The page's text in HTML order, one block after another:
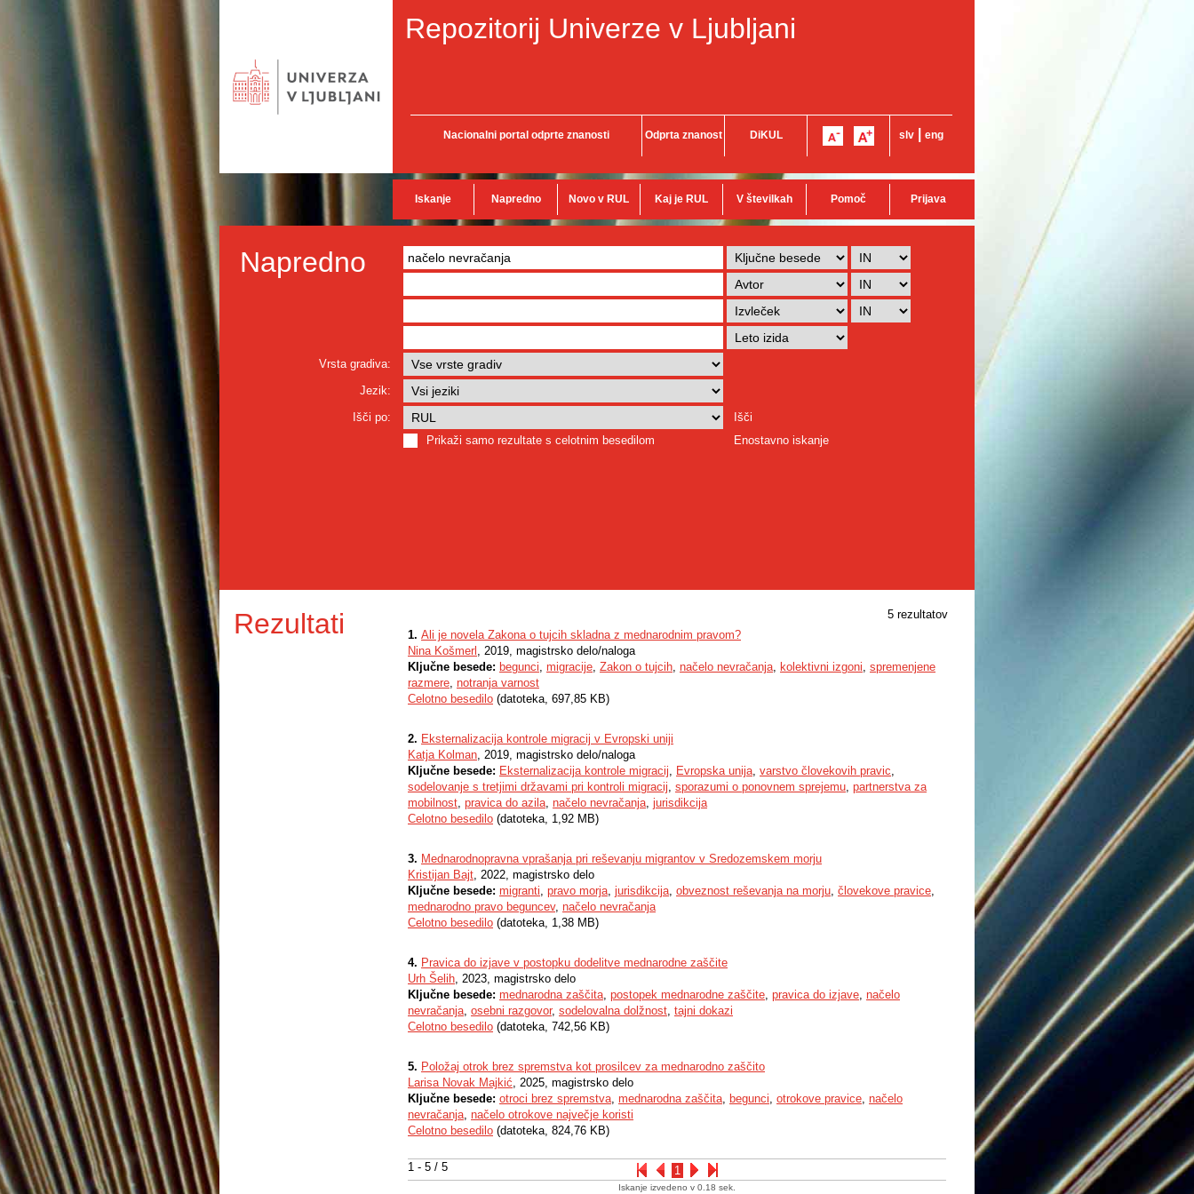
Repozitorij Univerze v Ljubljani
Nacionalni portal odprte znanosti Odprta znanost DiKUL slv eng
Iskanje Napredno Novo v RUL Kaj je RUL V številkah Pomoč Prijava
Napredno
Vrsta gradiva:
Jezik:
Išči po:
Išči
Prikaži samo rezultate s celotnim besedilom
Enostavno iskanje
Rezultati 5 rezultatov
1 - 5 / 5 1
1. Ali je novela Zakona o tujcih skladna z mednarodnim pravom?
Nina Košmerl , 2019, magistrsko delo/naloga
Ključne besede: begunci, migracije, Zakon o tujcih, načelo nevračanja, kolektivni izgoni, spremenjene
razmere, notranja varnost
Celotno besedilo (datoteka, 697,85 KB)
2. Eksternalizacija kontrole migracij v Evropski uniji
Katja Kolman, 2019, magistrsko delo/naloga
Ključne besede: Eksternalizacija kontrole migracij, Evropska unija, varstvo človekovih pravic,
sodelovanje s tretjimi državami pri kontroli migracij, sporazumi o ponovnem sprejemu, partnerstva za
mobilnost, pravica do azila, načelo nevračanja, jurisdikcija
Celotno besedilo (datoteka, 1,92 MB)
3. Mednarodnopravna vprašanja pri reševanju migrantov v Sredozemskem morju
Kristijan Bajt, 2022, magistrsko delo
Ključne besede: migranti, pravo morja, jurisdikcija, obveznost reševanja na morju, človekove pravice,
mednarodno pravo beguncev, načelo nevračanja
Celotno besedilo (datoteka, 1,38 MB)
4. Pravica do izjave v postopku dodelitve mednarodne zaščite
Urh Šelih, 2023, magistrsko delo
Ključne besede: mednarodna zaščita, postopek mednarodne zaščite, pravica do izjave, načelo
nevračanja, osebni razgovor, sodelovalna dolžnost, tajni dokazi
Celotno besedilo (datoteka, 742,56 KB)
5. Položaj otrok brez spremstva kot prosilcev za mednarodno zaščito
Larisa Novak Majkić, 2025, magistrsko delo
Ključne besede: otroci brez spremstva, mednarodna zaščita, begunci, otrokove pravice, načelo
nevračanja, načelo otrokove največje koristi
Celotno besedilo (datoteka, 824,76 KB)
Iskanje izvedeno v 0.18 sek.